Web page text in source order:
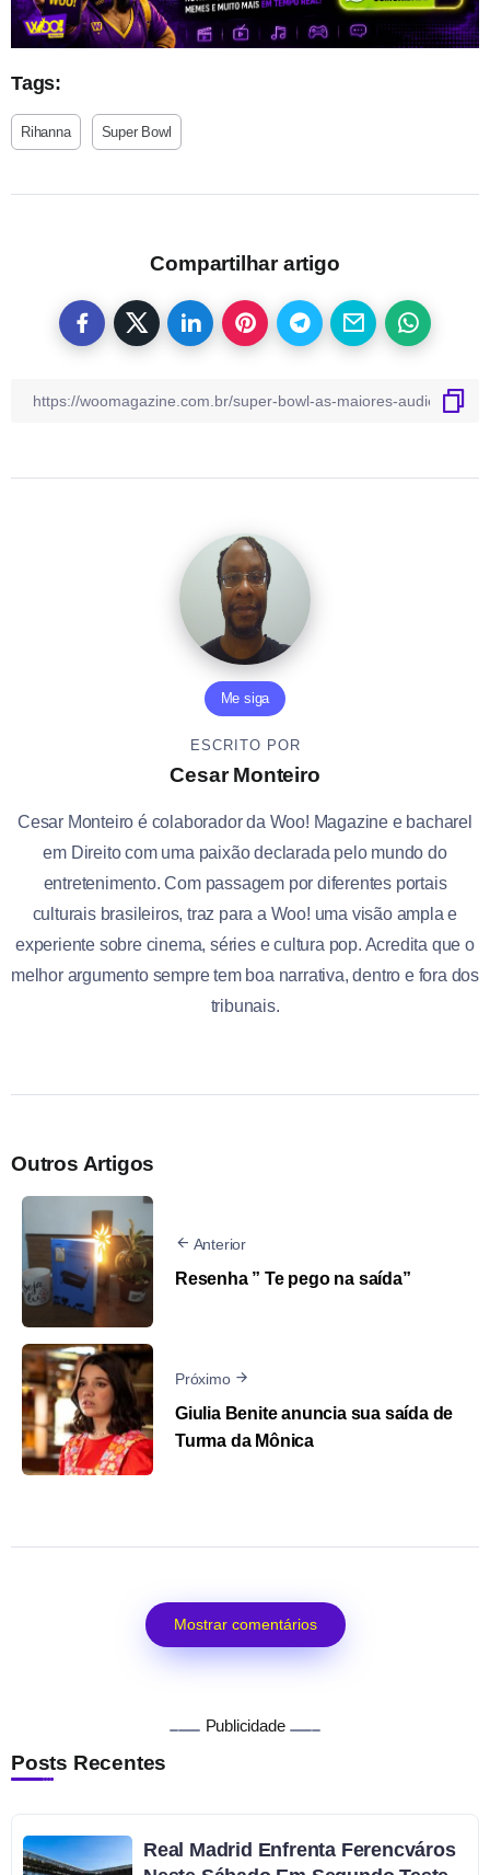
Tags:
Rihanna Super Bowl
Compartilhar artigo
Me siga
ESCRITO POR
Cesar Monteiro
Cesar Monteiro é colaborador da Woo! Magazine e bacharel
em Direito com uma paixão declarada pelo mundo do
entretenimento. Com passagem por diferentes portais
culturais brasileiros, traz para a Woo! uma visão ampla e
experiente sobre cinema, séries e cultura pop. Acredita que o
melhor argumento sempre tem boa narrativa, dentro e fora dos
tribunais.
Outros Artigos
Anterior
Resenha ” Te pego na saída”
Próximo
Giulia Benite anuncia sua saída de
Turma da Mônica
Mostrar comentários
Publicidade
Posts Recentes
Real Madrid Enfrenta Ferencváros